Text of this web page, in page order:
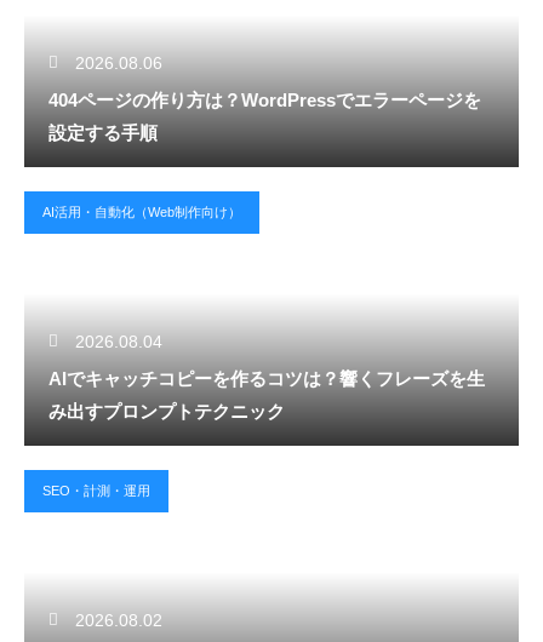
2026.08.06
404ページの作り方は？WordPressでエラーページを
設定する手順
AI活用・自動化（Web制作向け）
2026.08.04
AIでキャッチコピーを作るコツは？響くフレーズを生
み出すプロンプトテクニック
SEO・計測・運用
2026.08.02